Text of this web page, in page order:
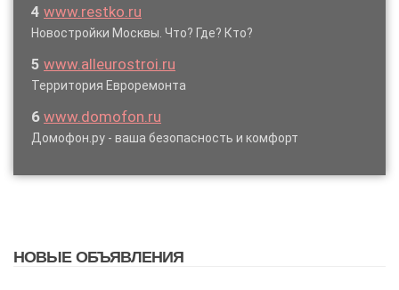
4 www.restko.ru
Новостройки Москвы. Что? Где? Кто?
5 www.alleurostroi.ru
Территория Евроремонта
6 www.domofon.ru
Домофон.ру - ваша безопасность и комфорт
НОВЫЕ ОБЪЯВЛЕНИЯ